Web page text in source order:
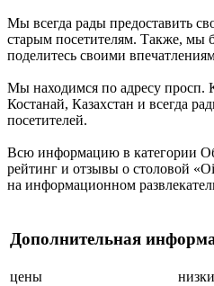
Мы всегда рады предоставить
старым посетителям. Также, мы
поделитесь своими
Мы находимся по адресу просп.
Костанай, Казахстан и всегда
посетителей.
Всю информацию в категории
рейтинг и отзывы о столовой
на информационном
Дополнительная
цены